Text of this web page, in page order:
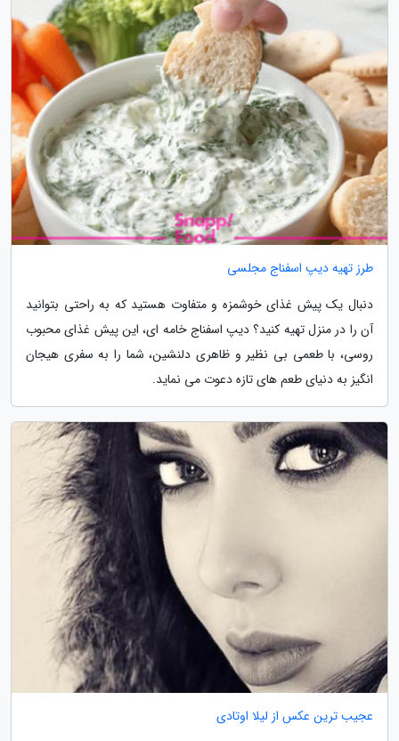
طرز تهیه دیپ اسفناج مجلسی
دنبال یک پیش غذای خوشمزه و متفاوت هستید که به راحتی بتوانید
آن را در منزل تهیه کنید؟ دیپ اسفناج خامه ای، این پیش غذای محبوب
روسی، با طعمی بی نظیر و ظاهری دلنشین، شما را به سفری هیجان
انگیز به دنیای طعم های تازه دعوت می نماید.
عجیب ترین عکس از لیلا اوتادی